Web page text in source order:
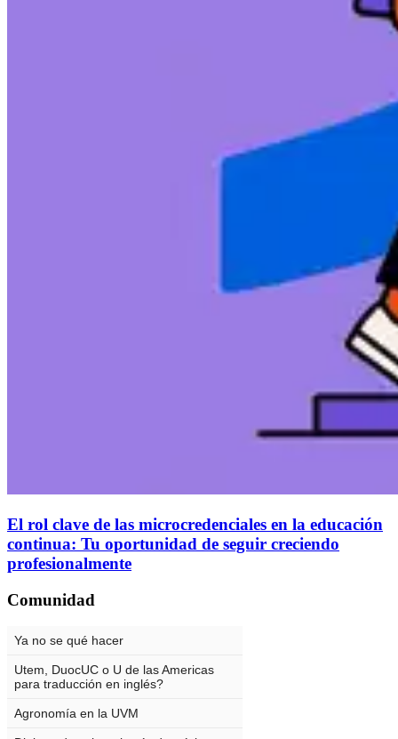
El rol clave de las microcredenciales en la educación
continua: Tu oportunidad de seguir creciendo
profesionalmente
Comunidad